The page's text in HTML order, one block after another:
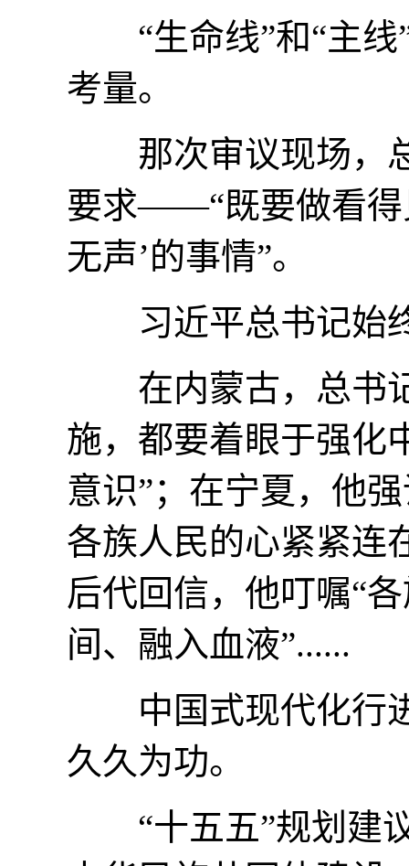
“生命线”和“主线”
考量。
那次审议现场，总
要求——“既要做看得
无声’的事情”。
习近平总书记始终
在内蒙古，总书记
施，都要着眼于强化
意识”；在宁夏，他
各族人民的心紧紧连
后代回信，他叮嘱“
间、融入血液”......
中国式现代化行进
久久为功。
“十五五”规划建议